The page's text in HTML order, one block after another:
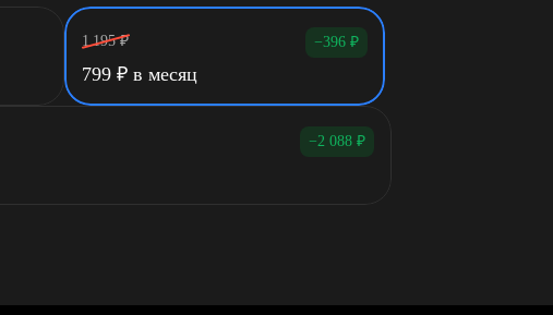
1 195 ₽ −396 ₽
799 ₽ в месяц
−2 088 ₽